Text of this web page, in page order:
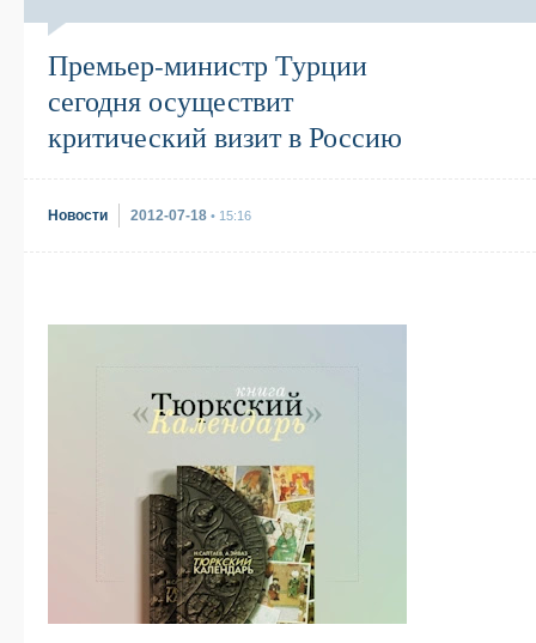
Премьер-министр Турции
сегодня осуществит
критический визит в Россию
Новости 2012-07-18 • 15:16